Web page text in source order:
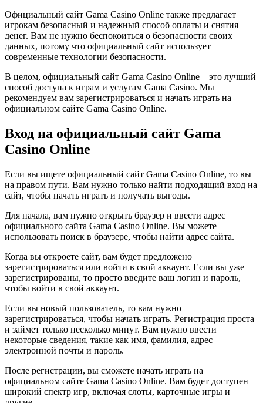
Официальный сайт Gama Casino Online также предлагает
игрокам безопасный и надежный способ оплаты и снятия
денег. Вам не нужно беспокоиться о безопасности своих
данных, потому что официальный сайт использует
современные технологии безопасности.
В целом, официальный сайт Gama Casino Online – это лучший
способ доступа к играм и услугам Gama Casino. Мы
рекомендуем вам зарегистрироваться и начать играть на
официальном сайте Gama Casino Online.
Вход на официальный сайт Gama
Casino Online
Если вы ищете официальный сайт Gama Casino Online, то вы
на правом пути. Вам нужно только найти подходящий вход на
сайт, чтобы начать играть и получать выгоды.
Для начала, вам нужно открыть браузер и ввести адрес
официального сайта Gama Casino Online. Вы можете
использовать поиск в браузере, чтобы найти адрес сайта.
Когда вы откроете сайт, вам будет предложено
зарегистрироваться или войти в свой аккаунт. Если вы уже
зарегистрированы, то просто введите ваш логин и пароль,
чтобы войти в свой аккаунт.
Если вы новый пользователь, то вам нужно
зарегистрироваться, чтобы начать играть. Регистрация проста
и займет только несколько минут. Вам нужно ввести
некоторые сведения, такие как имя, фамилия, адрес
электронной почты и пароль.
После регистрации, вы сможете начать играть на
официальном сайте Gama Casino Online. Вам будет доступен
широкий спектр игр, включая слоты, карточные игры и